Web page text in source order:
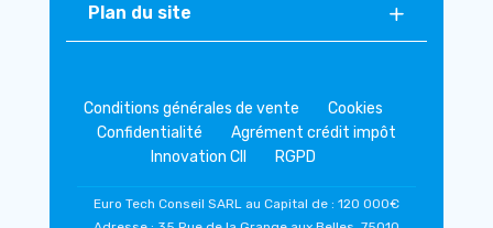
Plan du site
Conditions générales de vente
Cookies
Confidentialité
Agrément crédit impôt
Innovation CII
RGPD
Euro Tech Conseil SARL au Capital de : 120 000€